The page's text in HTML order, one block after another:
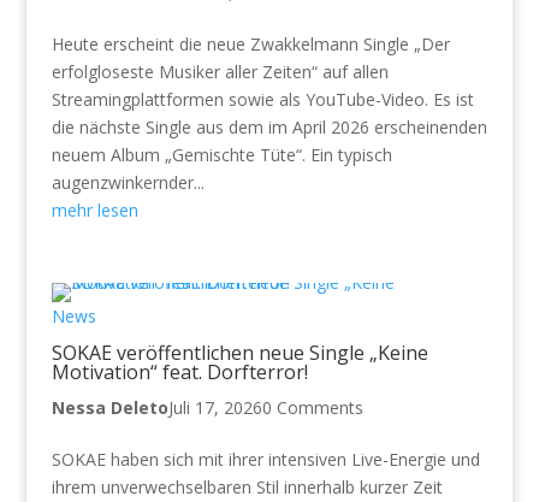
Heute erscheint die neue Zwakkelmann Single „Der
erfolgloseste Musiker aller Zeiten“ auf allen
Streamingplattformen sowie als YouTube-Video. Es ist
die nächste Single aus dem im April 2026 erscheinenden
neuem Album „Gemischte Tüte“. Ein typisch
augenzwinkernder...
mehr lesen
News
SOKAE veröffentlichen neue Single „Keine
Motivation“ feat. Dorfterror!
Nessa DeletoJuli 17, 20260 Comments
SOKAE haben sich mit ihrer intensiven Live-Energie und
ihrem unverwechselbaren Stil innerhalb kurzer Zeit